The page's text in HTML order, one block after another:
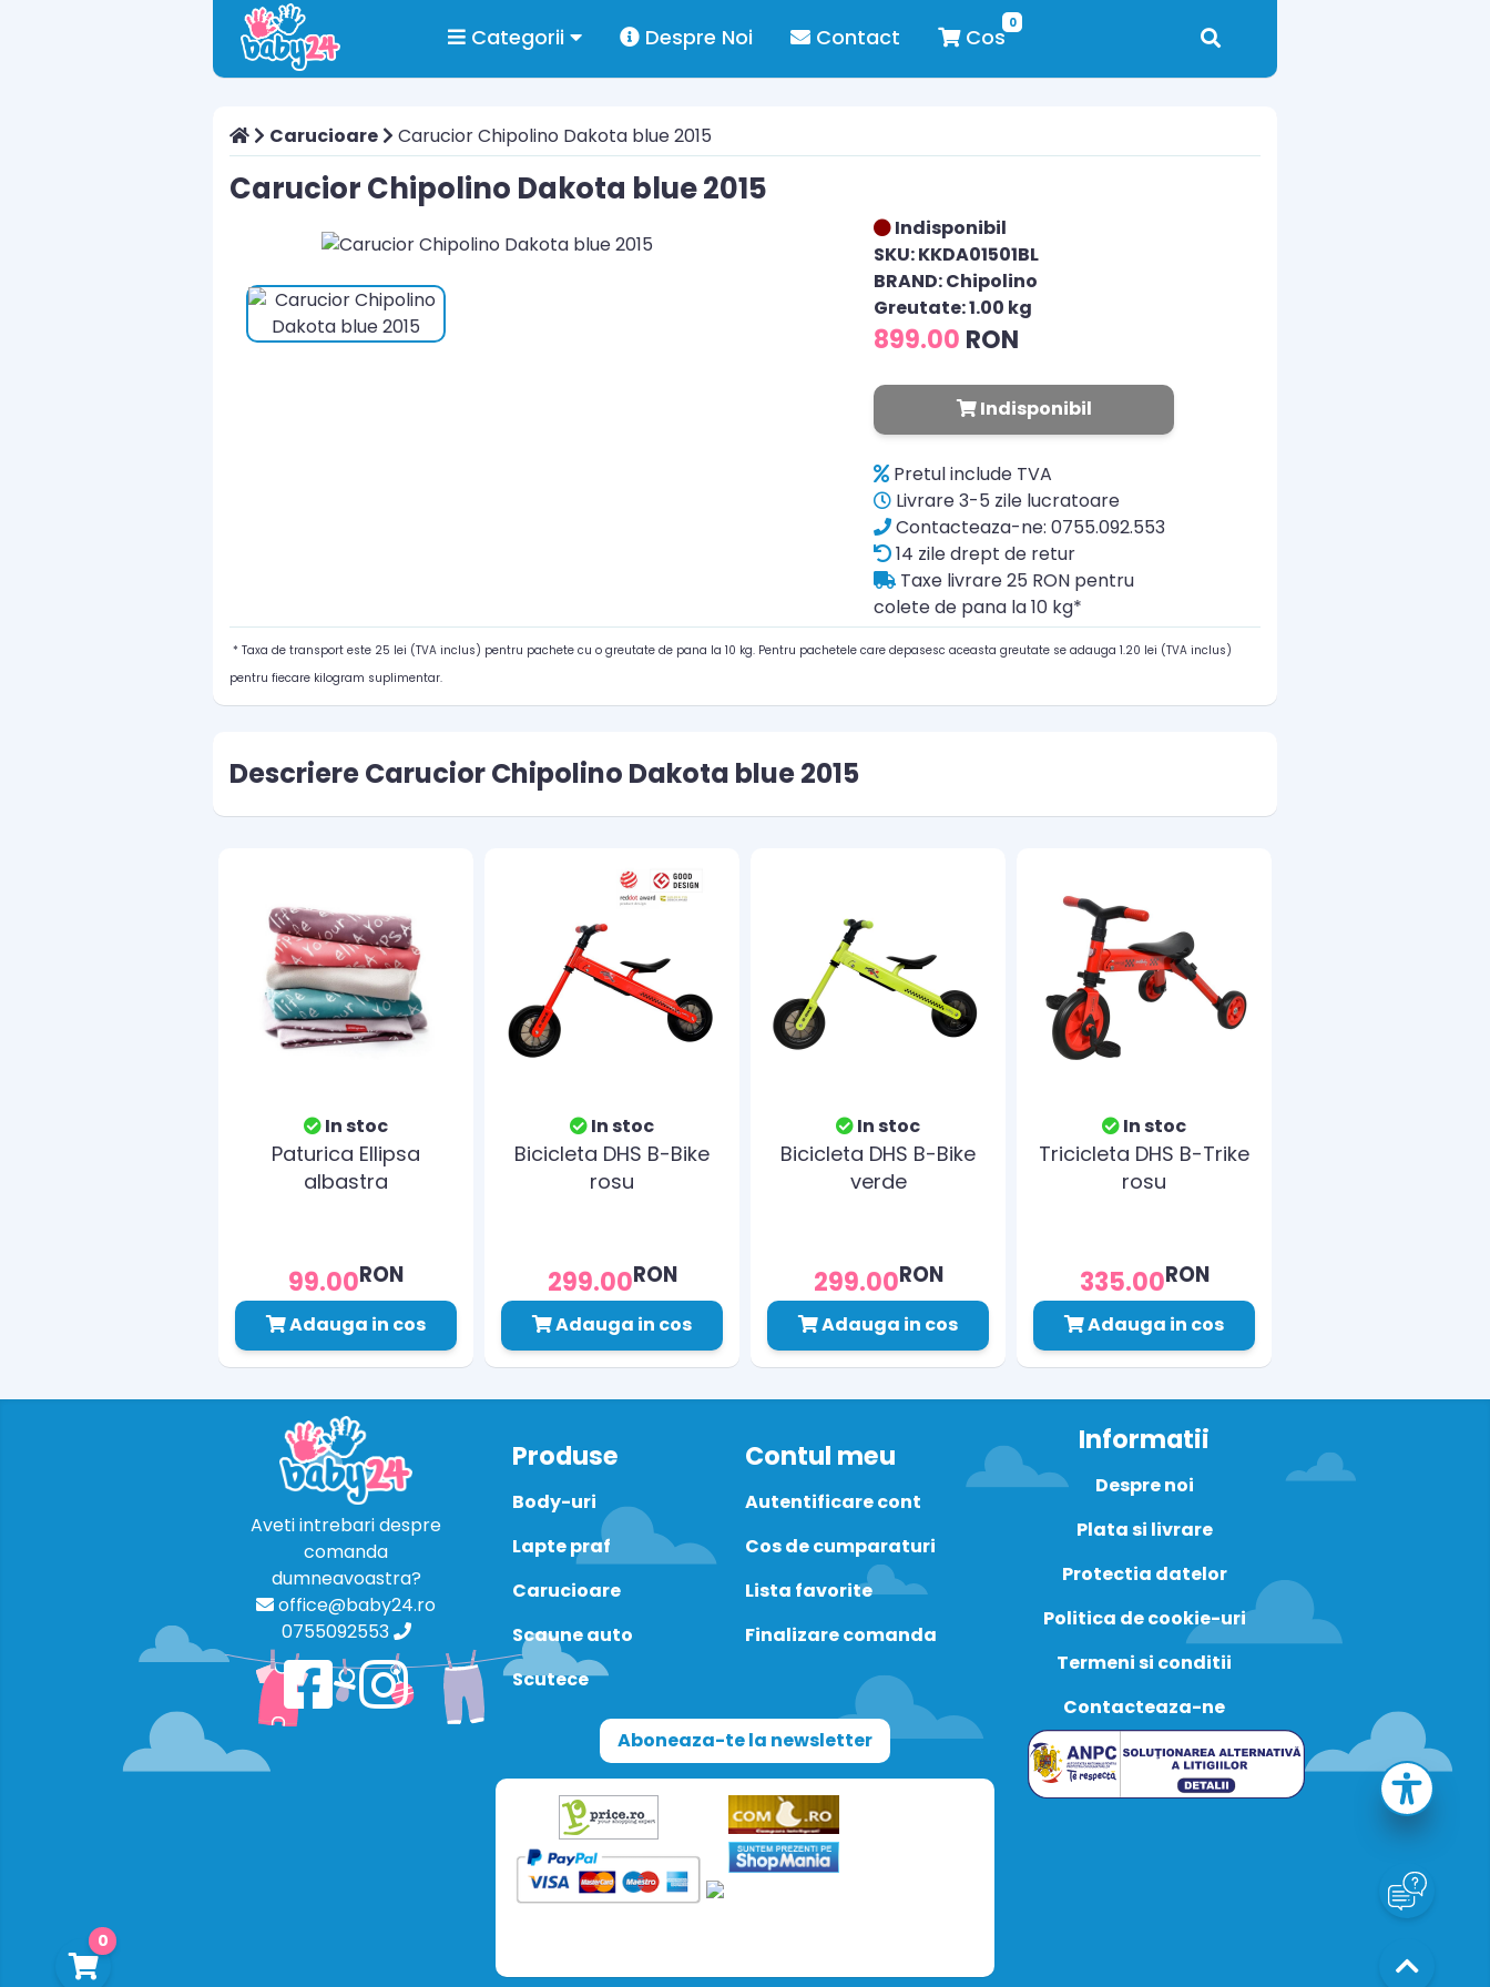
Categorii Despre Noi Contact
0
Cos
0
Carucioare Carucior Chipolino Dakota blue 2015
Carucior Chipolino Dakota blue 2015
Indisponibil
SKU: KKDA01501BL
BRAND: Chipolino
Greutate: 1.00 kg
899.00 RON
Indisponibil
Pretul include TVA
Livrare 3-5 zile lucratoare
Contacteaza-ne: 0755.092.553
14 zile drept de retur
Taxe livrare 25 RON pentru
colete de pana la 10 kg*
* Taxa de transport este 25 lei (TVA inclus) pentru pachete cu o greutate de pana la 10 kg. Pentru pachetele care depasesc aceasta greutate se adauga 1.20 lei (TVA inclus)
pentru fiecare kilogram suplimentar.
Descriere Carucior Chipolino Dakota blue 2015
In stoc
Paturica Ellipsa
albastra
99.00RON
Adauga in cos
In stoc
Bicicleta DHS B-Bike
rosu
299.00RON
Adauga in cos
In stoc
Bicicleta DHS B-Bike
verde
299.00RON
Adauga in cos
In stoc
Tricicleta DHS B-Trike
rosu
335.00RON
Adauga in cos
Aveti intrebari despre
comanda
dumneavoastra?
office@baby24.ro
0755092553
Produse
Body-uri
Lapte praf
Carucioare
Scaune auto
Scutece
Contul meu
Autentificare cont
Cos de cumparaturi
Lista favorite
Finalizare comanda
Aboneaza-te la newsletter
Informatii
Despre noi
Plata si livrare
Protectia datelor
Politica de cookie-uri
Termeni si conditii
Contacteaza-ne